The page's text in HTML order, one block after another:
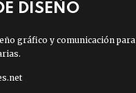
DISEÑO
gráfico y comunicación para